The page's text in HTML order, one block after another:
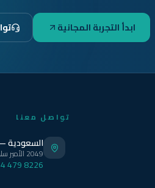
ابدأ التجربة المجانية
تواصل معنا
السعودية
2049 الأمير سلطان، 6723، جدة 23431
479 8226